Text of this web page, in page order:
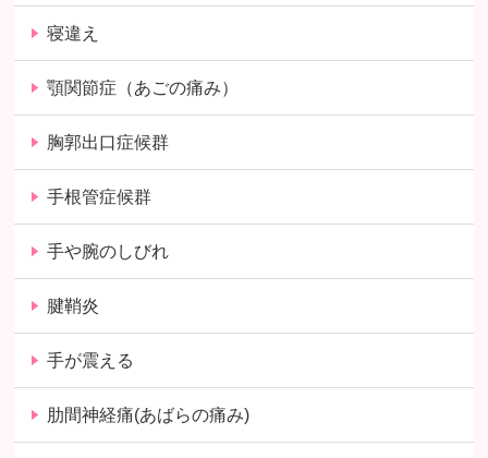
寝違え
顎関節症（あごの痛み）
胸郭出口症候群
手根管症候群
手や腕のしびれ
腱鞘炎
手が震える
肋間神経痛(あばらの痛み)